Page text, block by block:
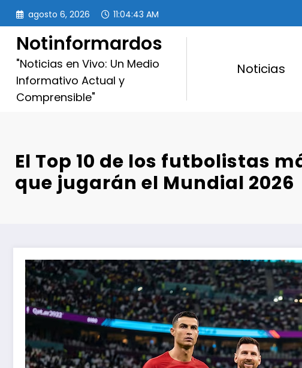
Saltar
contenido
agosto 6, 2026 11:04:46 AM
Notinformardos
"Noticias en Vivo: Un Medio
Informativo Actual y
Comprensible"
Noticias
El Top 10 de los futbolistas
que jugarán el Mundial 2026